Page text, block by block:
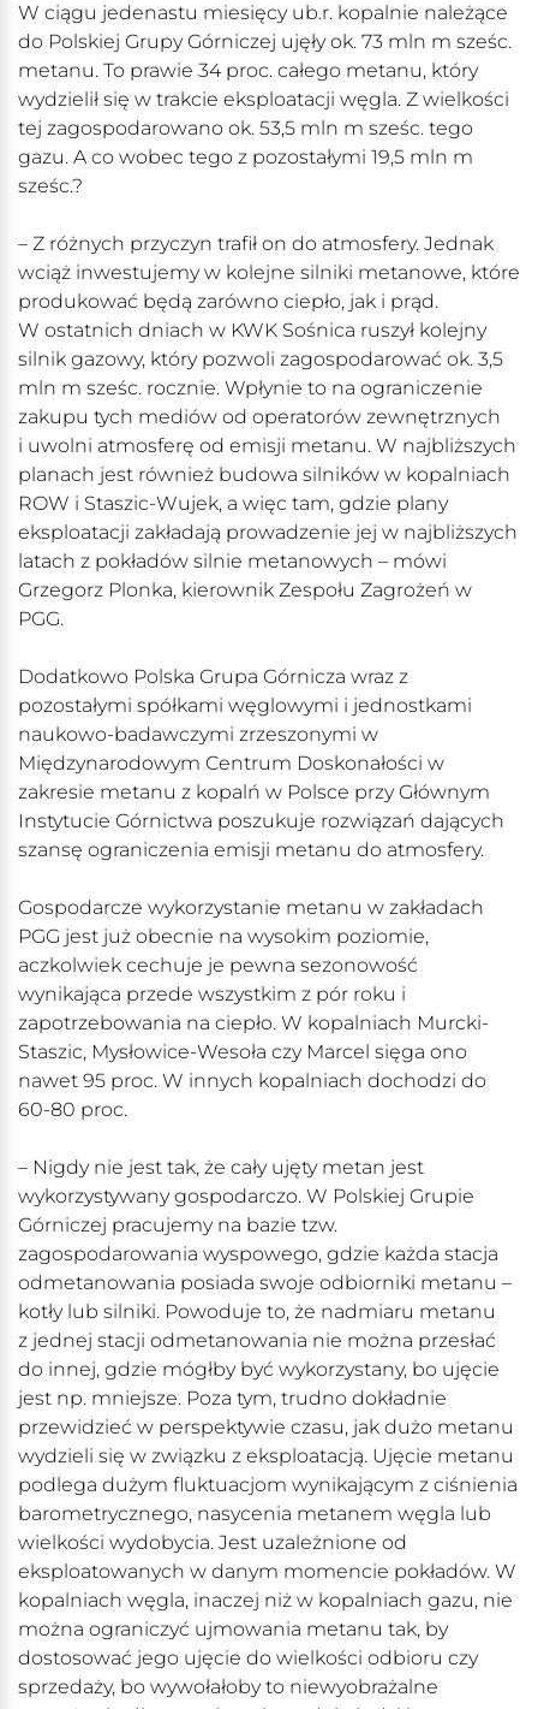
W ciągu jedenastu miesięcy ub.r. kopalnie należące
do Polskiej Grupy Górniczej ujęły ok. 73 mln m sześc.
metanu. To prawie 34 proc. całego metanu, który
wydzielił się w trakcie eksploatacji węgla. Z wielkości
tej zagospodarowano ok. 53,5 mln m sześc. tego
gazu. A co wobec tego z pozostałymi 19,5 mln m
sześc.?
– Z różnych przyczyn trafił on do atmosfery. Jednak
wciąż inwestujemy w kolejne silniki metanowe, które
produkować będą zarówno ciepło, jak i prąd.
W ostatnich dniach w KWK Sośnica ruszył kolejny
silnik gazowy, który pozwoli zagospodarować ok. 3,5
mln m sześc. rocznie. Wpłynie to na ograniczenie
zakupu tych mediów od operatorów zewnętrznych
i uwolni atmosferę od emisji metanu. W najbliższych
planach jest również budowa silników w kopalniach
ROW i Staszic-Wujek, a więc tam, gdzie plany
eksploatacji zakładają prowadzenie jej w najbliższych
latach z pokładów silnie metanowych – mówi
Grzegorz Plonka, kierownik Zespołu Zagrożeń w
PGG.
Dodatkowo Polska Grupa Górnicza wraz z
pozostałymi spółkami węglowymi i jednostkami
naukowo-badawczymi zrzeszonymi w
Międzynarodowym Centrum Doskonałości w
zakresie metanu z kopalń w Polsce przy Głównym
Instytucie Górnictwa poszukuje rozwiązań dających
szansę ograniczenia emisji metanu do atmosfery.
Gospodarcze wykorzystanie metanu w zakładach
PGG jest już obecnie na wysokim poziomie,
aczkolwiek cechuje je pewna sezonowość
wynikająca przede wszystkim z pór roku i
zapotrzebowania na ciepło. W kopalniach Murcki-
Staszic, Mysłowice-Wesoła czy Marcel sięga ono
nawet 95 proc. W innych kopalniach dochodzi do
60-80 proc.
– Nigdy nie jest tak, że cały ujęty metan jest
wykorzystywany gospodarczo. W Polskiej Grupie
Górniczej pracujemy na bazie tzw.
zagospodarowania wyspowego, gdzie każda stacja
odmetanowania posiada swoje odbiorniki metanu –
kotły lub silniki. Powoduje to, że nadmiaru metanu
z jednej stacji odmetanowania nie można przesłać
do innej, gdzie mógłby być wykorzystany, bo ujęcie
jest np. mniejsze. Poza tym, trudno dokładnie
przewidzieć w perspektywie czasu, jak dużo metanu
wydzieli się w związku z eksploatacją. Ujęcie metanu
podlega dużym fluktuacjom wynikającym z ciśnienia
barometrycznego, nasycenia metanem węgla lub
wielkości wydobycia. Jest uzależnione od
eksploatowanych w danym momencie pokładów. W
kopalniach węgla, inaczej niż w kopalniach gazu, nie
można ograniczyć ujmowania metanu tak, by
dostosować jego ujęcie do wielkości odbioru czy
sprzedaży, bo wywołałoby to niewyobrażalne